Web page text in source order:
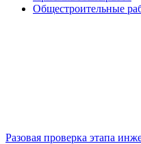
Общестроительные
Разовая проверка этапа